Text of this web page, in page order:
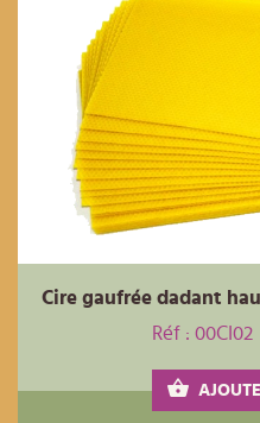
Cire gaufrée dadant
Réf : 00CI02